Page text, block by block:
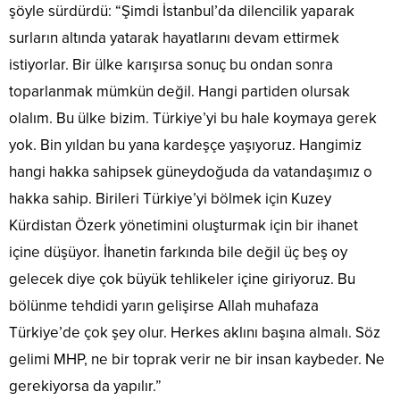
şöyle sürdürdü: “Şimdi İstanbul’da dilencilik yaparak
surların altında yatarak hayatlarını devam ettirmek
istiyorlar. Bir ülke karışırsa sonuç bu ondan sonra
toparlanmak mümkün değil. Hangi partiden olursak
olalım. Bu ülke bizim. Türkiye’yi bu hale koymaya gerek
yok. Bin yıldan bu yana kardeşçe yaşıyoruz. Hangimiz
hangi hakka sahipsek güneydoğuda da vatandaşımız o
hakka sahip. Birileri Türkiye’yi bölmek için Kuzey
Kürdistan Özerk yönetimini oluşturmak için bir ihanet
içine düşüyor. İhanetin farkında bile değil üç beş oy
gelecek diye çok büyük tehlikeler içine giriyoruz. Bu
bölünme tehdidi yarın gelişirse Allah muhafaza
Türkiye’de çok şey olur. Herkes aklını başına almalı. Söz
gelimi MHP, ne bir toprak verir ne bir insan kaybeder. Ne
gerekiyorsa da yapılır.”